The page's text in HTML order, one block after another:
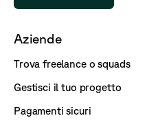
Aziende
Trova freelance o squads
Gestisci il tuo progetto
Pagamenti sicuri